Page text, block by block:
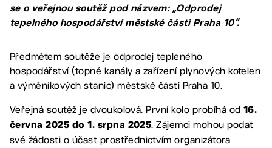
se o veřejnou soutěž pod názvem: „Odprodej
tepelného hospodářství městské části Praha 10“.
Předmětem soutěže je odprodej tepleného
hospodářství (topné kanály a zařízení plynových kotelen
a výměníkových stanic) městské části Praha 10.
Veřejná soutěž je dvoukolová. První kolo probíhá od 16.
června 2025 do 1. srpna 2025. Zájemci mohou podat
své žádosti o účast prostřednictvím organizátora